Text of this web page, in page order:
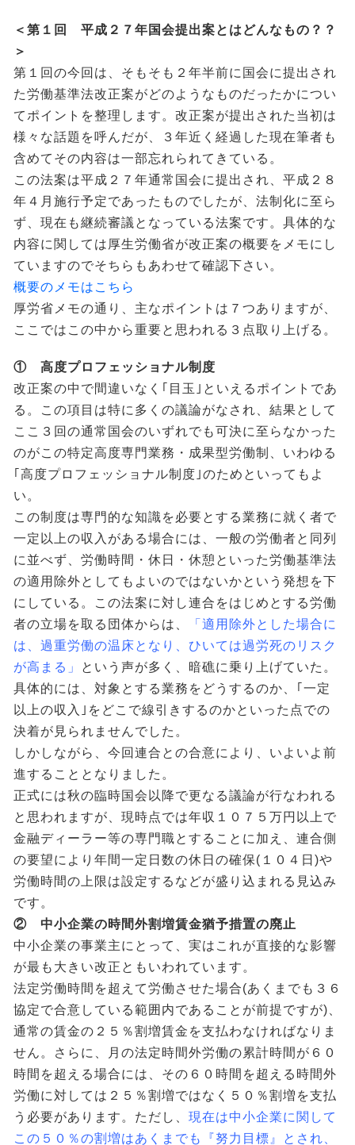
＜第１回 平成２７年国会提出案とはどんなもの？？
＞
第１回の今回は、そもそも２年半前に国会に提出され
た労働基準法改正案がどのようなものだったかについ
てポイントを整理します。改正案が提出された当初は
様々な話題を呼んだが、３年近く経過した現在筆者も
含めてその内容は一部忘れられてきている。
この法案は平成２７年通常国会に提出され、平成２８
年４月施行予定であったものでしたが、法制化に至ら
ず、現在も継続審議となっている法案です。具体的な
内容に関しては厚生労働省が改正案の概要をメモにし
ていますのでそちらもあわせて確認下さい。
概要のメモはこちら
厚労省メモの通り、主なポイントは７つありますが、
ここではこの中から重要と思われる３点取り上げる。
① 高度プロフェッショナル制度
改正案の中で間違いなく｢目玉｣といえるポイントであ
る。この項目は特に多くの議論がなされ、結果として
ここ３回の通常国会のいずれでも可決に至らなかった
のがこの特定高度専門業務・成果型労働制、いわゆる
｢高度プロフェッショナル制度｣のためといってもよ
い。
この制度は専門的な知識を必要とする業務に就く者で
一定以上の収入がある場合には、一般の労働者と同列
に並べず、労働時間・休日・休憩といった労働基準法
の適用除外としてもよいのではないかという発想を下
にしている。この法案に対し連合をはじめとする労働
者の立場を取る団体からは、
「適用除外とした場合に
は、過重労働の温床となり、ひいては過労死のリスク
が高まる」
という声が多く、暗礁に乗り上げていた。
具体的には、対象とする業務をどうするのか、｢一定
以上の収入｣をどこで線引きするのかといった点での
決着が見られませんでした。
しかしながら、今回連合との合意により、いよいよ前
進することとなりました。
正式には秋の臨時国会以降で更なる議論が行なわれる
と思われますが、現時点では年収１０７５万円以上で
金融ディーラー等の専門職とすることに加え、連合側
の要望により年間一定日数の休日の確保(１０４日)や
労働時間の上限は設定するなどが盛り込まれる見込み
です。
② 中小企業の時間外割増賃金猶予措置の廃止
中小企業の事業主にとって、実はこれが直接的な影響
が最も大きい改正ともいわれています。
法定労働時間を超えて労働させた場合(あくまでも３６
協定で合意している範囲内であることが前提ですが)、
通常の賃金の２５％割増賃金を支払わなければなりま
せん。さらに、月の法定時間外労働の累計時間が６０
時間を超える場合には、その６０時間を超える時間外
労働に対しては２５％割増ではなく５０％割増を支払
う必要があります。ただし、 現在は中小企業に関して
この５０％の割増はあくまでも『努力目標』とされ、